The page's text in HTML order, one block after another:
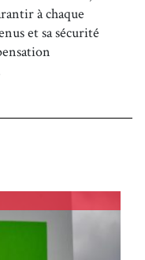
à chaque
et sa sécurité